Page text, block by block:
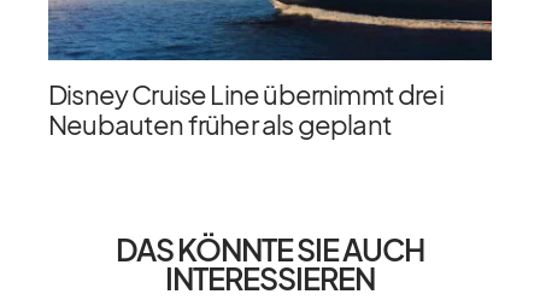
Disney Cruise Line übernimmt drei
Neubauten früher als geplant
DAS KÖNNTE SIE AUCH
INTERESSIEREN